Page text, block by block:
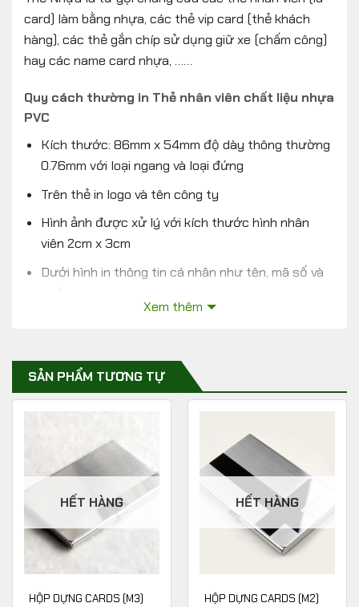
card) làm bằng nhựa, các thẻ vip card (thẻ khách
hàng), các thẻ gắn chíp sử dụng giữ xe (chấm công)
hay các name card nhựa, ……
Quy cách thường in Thẻ nhân viên chất liệu nhựa
PVC
Kích thước: 86mm x 54mm độ dày thông thường
0.76mm với loại ngang và loại đứng
Trên thẻ in logo và tên công ty
Hình ảnh được xử lý với kích thước hình nhân
viên 2cm x 3cm
Dưới hình in thông tin cá nhân như tên, mã số và
chức vụ nhân viên.
Xem thêm
SẢN PHẨM TƯƠNG TỰ
HẾT HÀNG
HỘP DỰNG CARDS (M3)
HẾT HÀNG
HỘP DỰNG CARDS (M2)